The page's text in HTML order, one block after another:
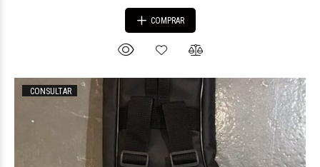
COMPRAR
CONSULTAR